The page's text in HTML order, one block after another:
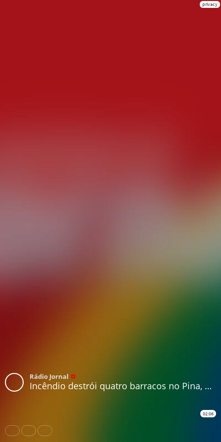
privacy
Rádio Jornal
Incêndio destrói quatro barracos no Pina, na Zona Sul do Recife
02:06
Share